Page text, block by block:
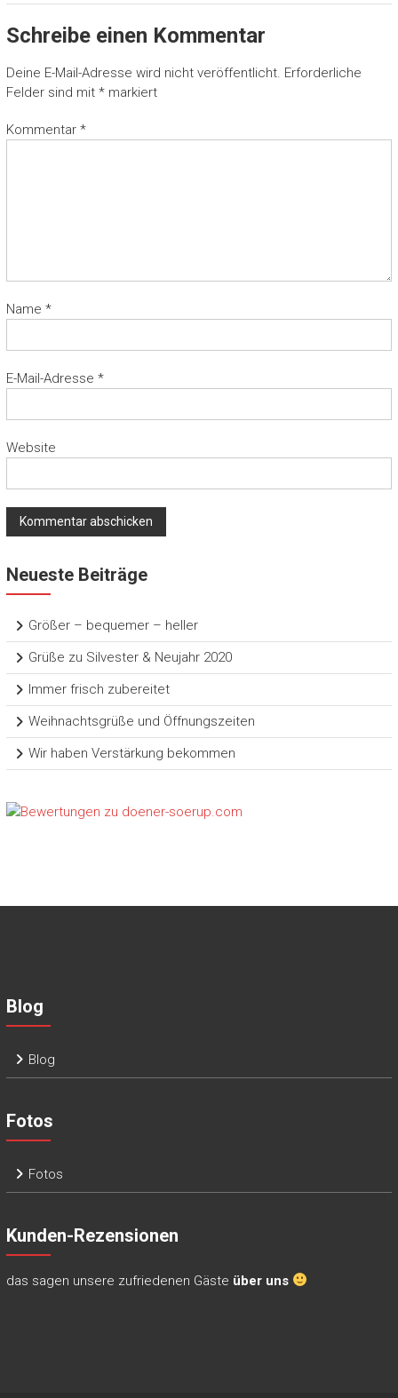
Schreibe einen Kommentar
Deine E-Mail-Adresse wird nicht veröffentlicht. Erforderliche
Felder sind mit *markiert
Kommentar *
Name *
E-Mail-Adresse *
Website
Neueste Beiträge
Größer – bequemer – heller
Grüße zu Silvester & Neujahr 2020
Immer frisch zubereitet
Weihnachtsgrüße und Öffnungszeiten
Wir haben Verstärkung bekommen
Blog
Blog
Fotos
Fotos
Kunden-Rezensionen
das sagen unsere zufriedenen Gäste über uns